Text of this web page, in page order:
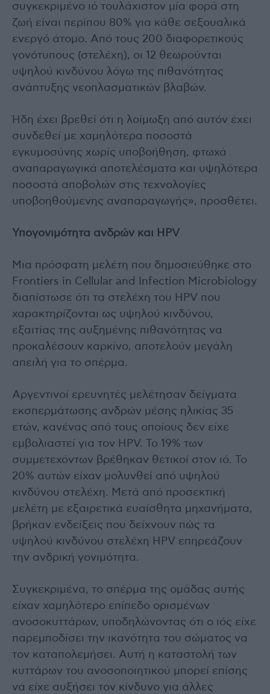
συγκεκριμένο ιό τουλάχιστον μία φορά στη
ζωή είναι περίπου 80% για κάθε σεξουαλικά
ενεργό άτομο. Από τους 200 διαφορετικούς
γονότυπους (στελέχη), οι 12 θεωρούνται
υψηλού κινδύνου λόγω της πιθανότητας
ανάπτυξης νεοπλασματικών βλαβών.
Ήδη έχει βρεθεί ότι η λοίμωξη από αυτόν έχει
συνδεθεί με χαμηλότερα ποσοστά
εγκυμοσύνης χωρίς υποβοήθηση, φτωχά
αναπαραγωγικά αποτελέσματα και υψηλότερα
ποσοστά αποβολών στις τεχνολογίες
υποβοηθούμενης αναπαραγωγής», προσθέτει.
Υπογονιμότητα ανδρών και HPV
Μια πρόσφατη μελέτη που δημοσιεύθηκε στο
Frontiers in Cellular and Infection Microbiology
διαπίστωσε ότι τα στελέχη του HPV που
χαρακτηρίζονται ως υψηλού κινδύνου,
εξαιτίας της αυξημένης πιθανότητας να
προκαλέσουν καρκίνο, αποτελούν μεγάλη
απειλή για το σπέρμα.
Αργεντινοί ερευνητές μελέτησαν δείγματα
εκσπερμάτωσης ανδρών μέσης ηλικίας 35
ετών, κανένας από τους οποίους δεν είχε
εμβολιαστεί για τον HPV. Το 19% των
συμμετεχόντων βρέθηκαν θετικοί στον ιό. Το
20% αυτών είχαν μολυνθεί από υψηλού
κινδύνου στελέχη. Μετά από προσεκτική
μελέτη με εξαιρετικά ευαίσθητα μηχανήματα,
βρήκαν ενδείξεις που δείχνουν πώς τα
υψηλού κινδύνου στελέχη HPV επηρεάζουν
την ανδρική γονιμότητα.
Συγκεκριμένα, το σπέρμα της ομάδας αυτής
είχαν χαμηλότερο επίπεδο ορισμένων
ανοσοκυττάρων, υποδηλώνοντας ότι ο ιός είχε
παρεμποδίσει την ικανότητα του σώματος να
τον καταπολεμήσει. Αυτή η καταστολή των
κυττάρων του ανοσοποιητικού μπορεί επίσης
να είχε αυξήσει τον κίνδυνο για άλλες